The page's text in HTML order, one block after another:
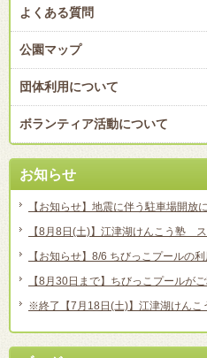
よくある質問
公園マップ
団体利用について
ボランティア活動について
お知らせ
【お知らせ】地震に伴う駐車場開放
【8月8日(土)】江津湖けんこう塾
【お知らせ】8/6 ちびっこプールの
【8月30日まで】ちびっこプールが
※終了【7月18日(土)】江津湖けん